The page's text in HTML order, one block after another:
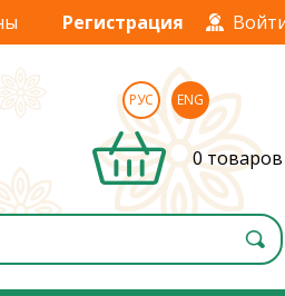
Регистрация
РУС ENG
0 товаров